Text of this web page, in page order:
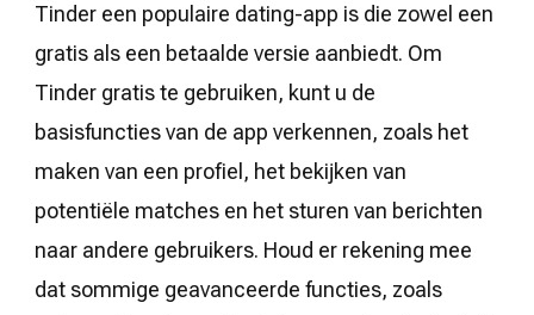
Tinder een populaire dating-app is die zowel een
gratis als een betaalde versie aanbiedt. Om
Tinder gratis te gebruiken, kunt u de
basisfuncties van de app verkennen, zoals het
maken van een profiel, het bekijken van
potentiële matches en het sturen van berichten
naar andere gebruikers. Houd er rekening mee
dat sommige geavanceerde functies, zoals